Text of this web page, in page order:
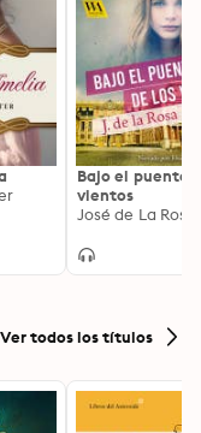
Bajo el puente
vientos
José de La Rosa
Ver todos los títulos